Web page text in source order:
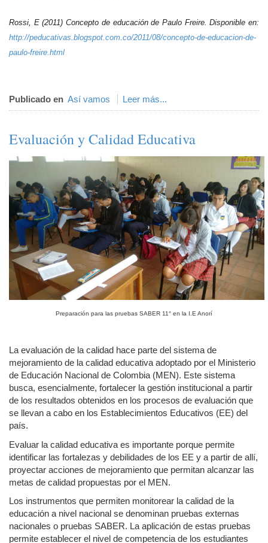
Rossi, E (2011) Concepto de educación de Paulo Freire. Disponible en:
http://peducativas.blogspot.com.co/2011/08/concepto-de-educacion-de-
paulo-freire.html
Publicado en Así vamos Leer más...
Evaluación y Calidad Educativa
Preparación para las pruebas SABER 11° en la I.E Anorí
La evaluación de la calidad hace parte del sistema de
mejoramiento de la calidad educativa adoptado por el Ministerio
de Educación Nacional de Colombia (MEN). Este sistema
busca, esencialmente, fortalecer la gestión institucional a partir
de los resultados obtenidos en los procesos de evaluación que
se llevan a cabo en los Establecimientos Educativos (EE) del
país.
Evaluar la calidad educativa es importante porque permite
identificar las fortalezas y debilidades de los EE y a partir de allí,
proyectar acciones de mejoramiento que permitan alcanzar las
metas de calidad propuestas por el MEN.
Los instrumentos que permiten monitorear la calidad de la
educación a nivel nacional se denominan pruebas externas
nacionales o pruebas SABER. La aplicación de estas pruebas
permite establecer el nivel de competencia de los estudiantes